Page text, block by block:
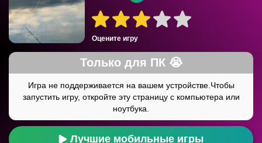
Оцените игру
Лучшие мобильные игры